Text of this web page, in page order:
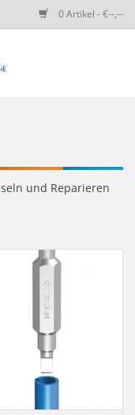
0 Artikel - €--,--
und Reparieren